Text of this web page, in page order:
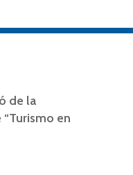
de la
en